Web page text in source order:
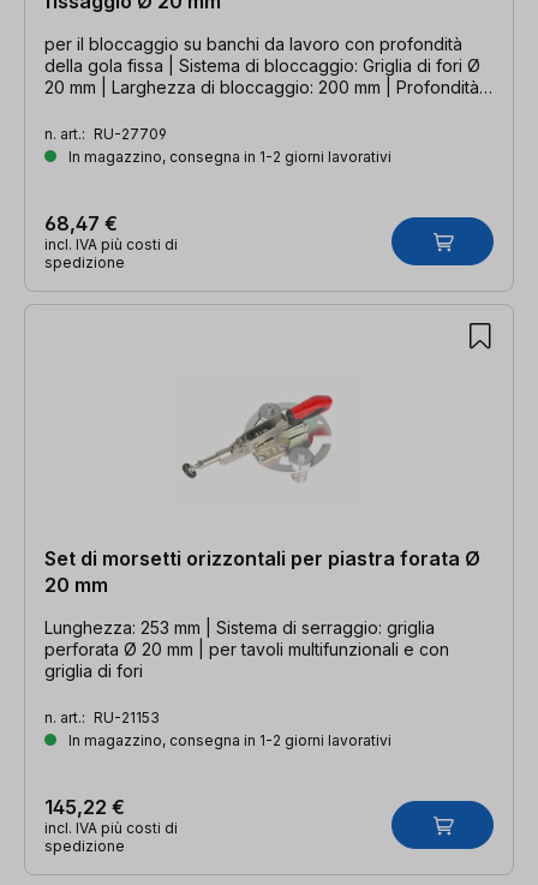
per il bloccaggio su banchi da lavoro con profondità
della gola fissa | Sistema di bloccaggio: Griglia di fori Ø
20 mm | Larghezza di bloccaggio: 200 mm | Profondità
n. art.: RU-27709
In magazzino, consegna in 1-2 giorni lavorativi
68,47 €
incl. IVA più costi di
spedizione
Set di morsetti orizzontali per piastra forata Ø
20 mm
Lunghezza: 253 mm | Sistema di serraggio: griglia
perforata Ø 20 mm | per tavoli multifunzionali e con
griglia di fori
n. art.: RU-21153
In magazzino, consegna in 1-2 giorni lavorativi
145,22 €
incl. IVA più costi di
spedizione